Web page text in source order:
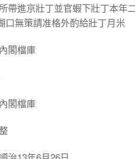
帶進京壯丁並官蝦下壯丁本年
口無策請准格外酌給壯丁月米
閣檔庫
閣檔庫